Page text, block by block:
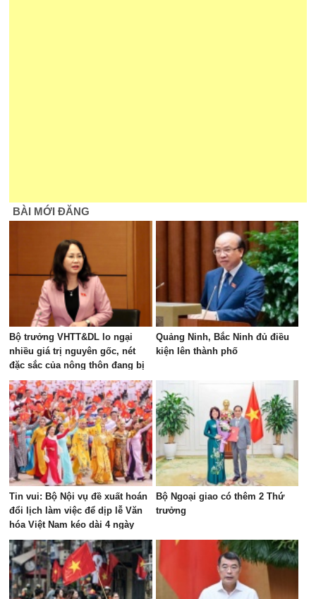
BÀI MỚI ĐĂNG
Bộ trưởng VHTT&DL lo ngại
nhiều giá trị nguyên gốc, nét
đặc sắc của nông thôn đang bị
"bê tông hóa"
Quảng Ninh, Bắc Ninh đủ điều
kiện lên thành phố
Tin vui: Bộ Nội vụ đề xuất hoán
đổi lịch làm việc để dịp lễ Văn
hóa Việt Nam kéo dài 4 ngày
Bộ Ngoại giao có thêm 2 Thứ
trưởng